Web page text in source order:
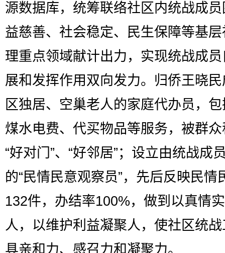
源数据库，统筹联络社区内统战成
益慈善、社会稳定、民生保障等基
理重点领域献计出力，实现统战成
展和发挥作用双向发力。归侨王晓
区独居、空巢老人的家庭代办员，
煤水电费、代买物品等服务，被群
“好对门”、“好邻居”；设立由统战成
的“民情民意观察员”，先后反映民情
132件，办结率100%，做到以真情
人，以维护利益凝聚人，使社区统
具亲和力、感召力和凝聚力。